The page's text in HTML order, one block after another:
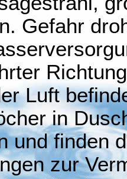
Gefahr
Luft
in
und finden
zur